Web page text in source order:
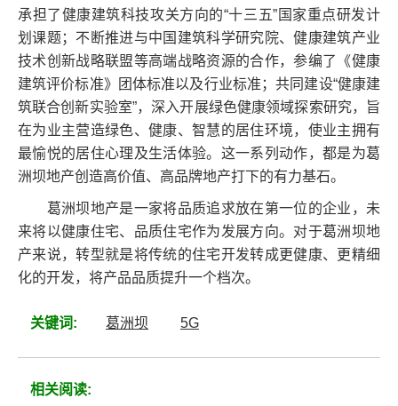
承担了健康建筑科技攻关方向的“十三五”国家重点研发计
划课题；不断推进与中国建筑科学研究院、健康建筑产业
技术创新战略联盟等高端战略资源的合作，参编了《健康
建筑评价标准》团体标准以及行业标准；共同建设“健康建
筑联合创新实验室”，深入开展绿色健康领域探索研究，旨
在为业主营造绿色、健康、智慧的居住环境，使业主拥有
最愉悦的居住心理及生活体验。这一系列动作，都是为葛
洲坝地产创造高价值、高品牌地产打下的有力基石。
葛洲坝地产是一家将品质追求放在第一位的企业，未
来将以健康住宅、品质住宅作为发展方向。对于葛洲坝地
产来说，转型就是将传统的住宅开发转成更健康、更精细
化的开发，将产品品质提升一个档次。
关键词: 葛洲坝 5G
相关阅读: